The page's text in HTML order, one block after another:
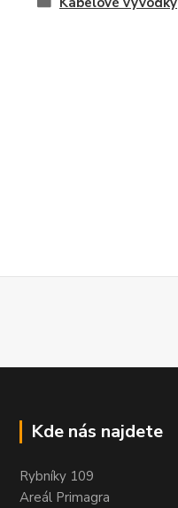
Kde nás najdete
Rybníky 109
Areál Primagra